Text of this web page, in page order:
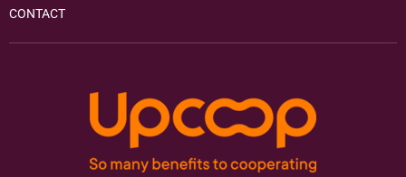
CONTACT